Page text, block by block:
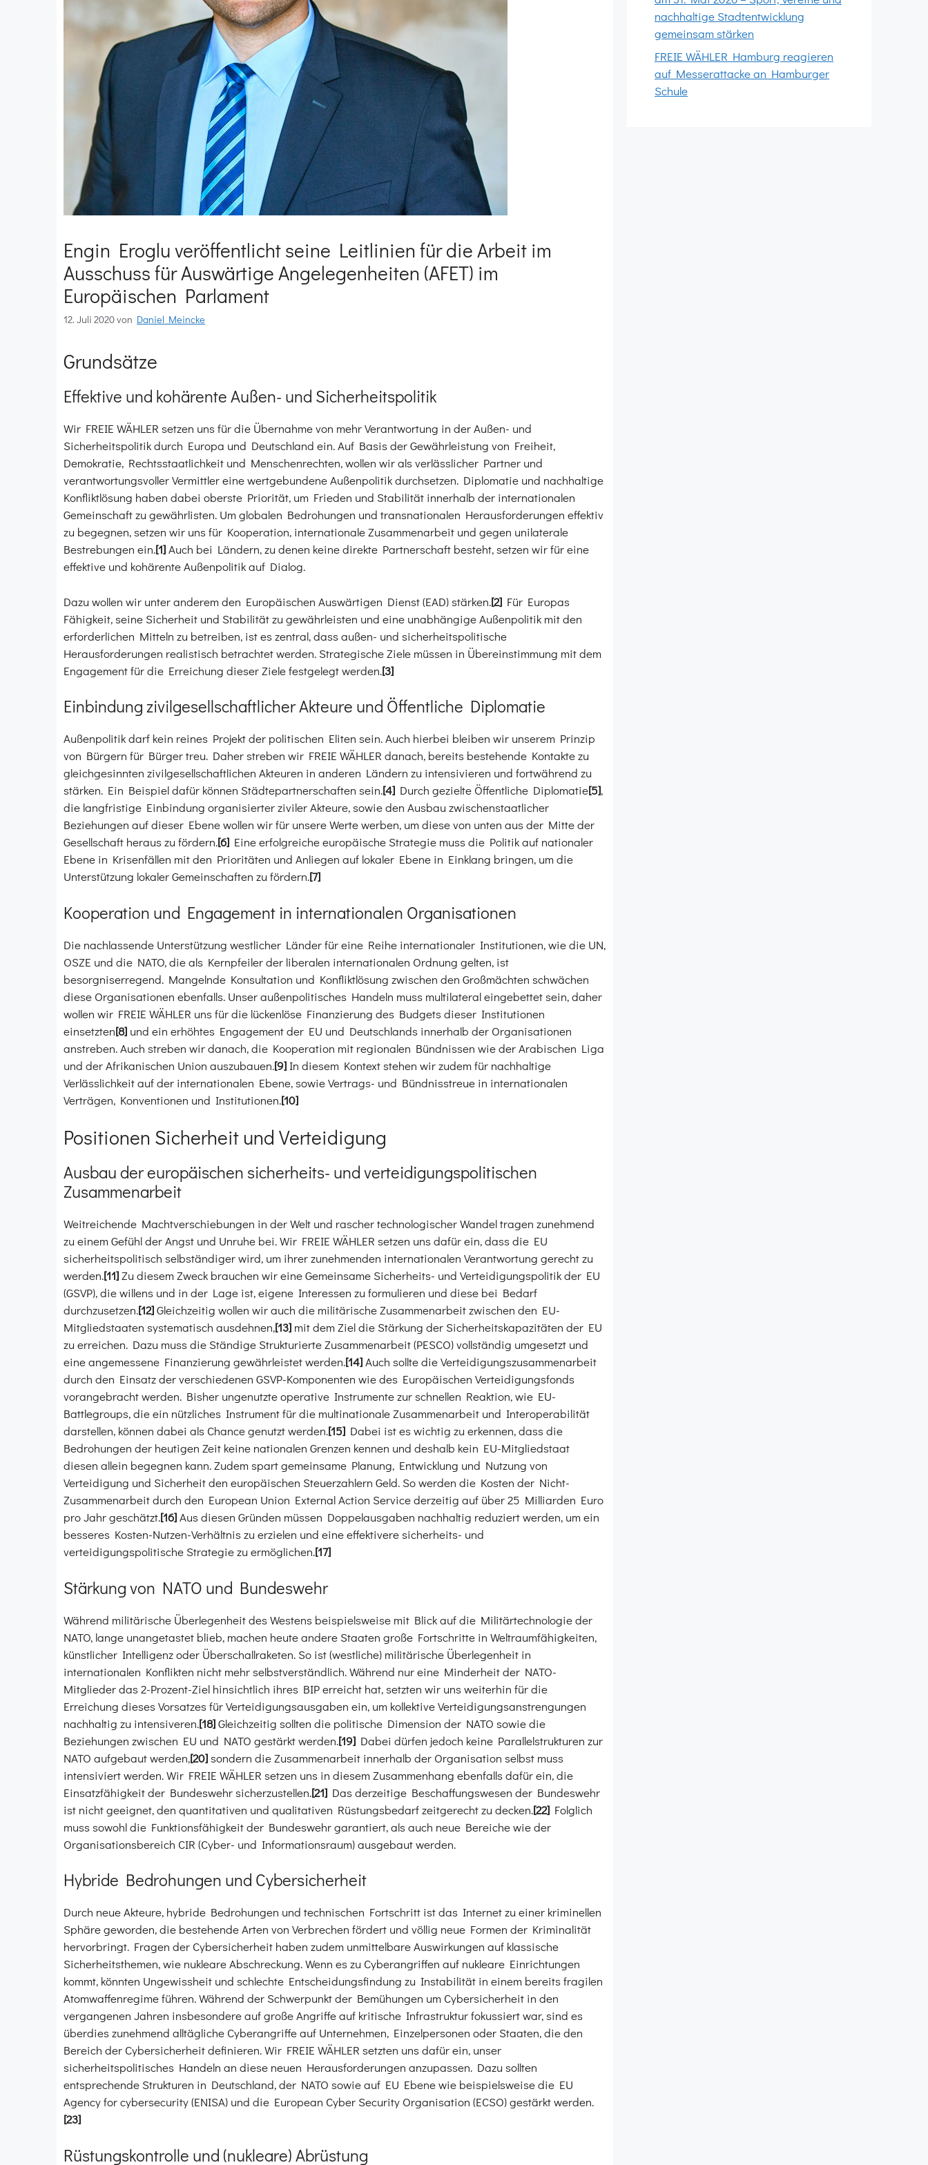
Engin Eroglu veröffentlicht seine Leitlinien für die Arbeit im
Ausschuss für Auswärtige Angelegenheiten (AFET) im
Europäischen Parlament
12. Juli 2020von Daniel Meincke
Grundsätze
Effektive und kohärente Außen- und Sicherheitspolitik
Wir FREIE WÄHLER setzen uns für die Übernahme von mehr Verantwortung in der Außen- und
Sicherheitspolitik durch Europa und Deutschland ein. Auf Basis der Gewährleistung von Freiheit,
Demokratie, Rechtsstaatlichkeit und Menschenrechten, wollen wir als verlässlicher Partner und
verantwortungsvoller Vermittler eine wertgebundene Außenpolitik durchsetzen. Diplomatie und nachhaltige
Konfliktlösung haben dabei oberste Priorität, um Frieden und Stabilität innerhalb der internationalen
Gemeinschaft zu gewährlisten. Um globalen Bedrohungen und transnationalen Herausforderungen effektiv
zu begegnen, setzen wir uns für Kooperation, internationale Zusammenarbeit und gegen unilaterale
Bestrebungen ein.[1]Auch bei Ländern, zu denen keine direkte Partnerschaft besteht, setzen wir für eine
effektive und kohärente Außenpolitik auf Dialog.
Dazu wollen wir unter anderem den Europäischen Auswärtigen Dienst (EAD) stärken.[2] Für Europas
Fähigkeit, seine Sicherheit und Stabilität zu gewährleisten und eine unabhängige Außenpolitik mit den
erforderlichen Mitteln zu betreiben, ist es zentral, dass außen- und sicherheitspolitische
Herausforderungen realistisch betrachtet werden. Strategische Ziele müssen in Übereinstimmung mit dem
Engagement für die Erreichung dieser Ziele festgelegt werden.[3]
Einbindung zivilgesellschaftlicher Akteure und Öffentliche Diplomatie
Außenpolitik darf kein reines Projekt der politischen Eliten sein. Auch hierbei bleiben wir unserem Prinzip
von Bürgern für Bürger treu. Daher streben wir FREIE WÄHLER danach, bereits bestehende Kontakte zu
gleichgesinnten zivilgesellschaftlichen Akteuren in anderen Ländern zu intensivieren und fortwährend zu
stärken. Ein Beispiel dafür können Städtepartnerschaften sein.[4] Durch gezielte Öffentliche Diplomatie[5],
die langfristige Einbindung organisierter ziviler Akteure, sowie den Ausbau zwischenstaatlicher
Beziehungen auf dieser Ebene wollen wir für unsere Werte werben, um diese von unten aus der Mitte der
Gesellschaft heraus zu fördern.[6] Eine erfolgreiche europäische Strategie muss die Politik auf nationaler
Ebene in Krisenfällen mit den Prioritäten und Anliegen auf lokaler Ebene in Einklang bringen, um die
Unterstützung lokaler Gemeinschaften zu fördern.[7]
Kooperation und Engagement in internationalen Organisationen
Die nachlassende Unterstützung westlicher Länder für eine Reihe internationaler Institutionen, wie die UN,
OSZE und die NATO, die als Kernpfeiler der liberalen internationalen Ordnung gelten, ist
besorgniserregend. Mangelnde Konsultation und Konfliktlösung zwischen den Großmächten schwächen
diese Organisationen ebenfalls. Unser außenpolitisches Handeln muss multilateral eingebettet sein, daher
wollen wir FREIE WÄHLER uns für die lückenlöse Finanzierung des Budgets dieser Institutionen
einsetzten[8] und ein erhöhtes Engagement der EU und Deutschlands innerhalb der Organisationen
anstreben. Auch streben wir danach, die Kooperation mit regionalen Bündnissen wie der Arabischen Liga
und der Afrikanischen Union auszubauen.[9] In diesem Kontext stehen wir zudem für nachhaltige
Verlässlichkeit auf der internationalen Ebene, sowie Vertrags- und Bündnisstreue in internationalen
Verträgen, Konventionen und Institutionen.[10]
Positionen Sicherheit und Verteidigung
Ausbau der europäischen sicherheits- und verteidigungspolitischen
Zusammenarbeit
Weitreichende Machtverschiebungen in der Welt und rascher technologischer Wandel tragen zunehmend
zu einem Gefühl der Angst und Unruhe bei. Wir FREIE WÄHLER setzen uns dafür ein, dass die EU
sicherheitspolitisch selbständiger wird, um ihrer zunehmenden internationalen Verantwortung gerecht zu
werden.[11]Zu diesem Zweck brauchen wir eine Gemeinsame Sicherheits- und Verteidigungspolitik der EU
(GSVP), die willens und in der Lage ist, eigene Interessen zu formulieren und diese bei Bedarf
durchzusetzen.[12]Gleichzeitig wollen wir auch die militärische Zusammenarbeit zwischen den EU-
Mitgliedstaaten systematisch ausdehnen,[13] mit dem Ziel die Stärkung der Sicherheitskapazitäten der EU
zu erreichen. Dazu muss die Ständige Strukturierte Zusammenarbeit (PESCO) vollständig umgesetzt und
eine angemessene Finanzierung gewährleistet werden.[14]Auch sollte die Verteidigungszusammenarbeit
durch den Einsatz der verschiedenen GSVP-Komponenten wie des Europäischen Verteidigungsfonds
vorangebracht werden. Bisher ungenutzte operative Instrumente zur schnellen Reaktion, wie EU-
Battlegroups, die ein nützliches Instrument für die multinationale Zusammenarbeit und Interoperabilität
darstellen, können dabei als Chance genutzt werden.[15] Dabei ist es wichtig zu erkennen, dass die
Bedrohungen der heutigen Zeit keine nationalen Grenzen kennen und deshalb kein EU-Mitgliedstaat
diesen allein begegnen kann. Zudem spart gemeinsame Planung, Entwicklung und Nutzung von
Verteidigung und Sicherheit den europäischen Steuerzahlern Geld. So werden die Kosten der Nicht-
Zusammenarbeit durch den European Union External Action Service derzeitig auf über 25 Milliarden Euro
pro Jahr geschätzt.[16]Aus diesen Gründen müssen Doppelausgaben nachhaltig reduziert werden, um ein
besseres Kosten-Nutzen-Verhältnis zu erzielen und eine effektivere sicherheits- und
verteidigungspolitische Strategie zu ermöglichen.[17]
Stärkung von NATO und Bundeswehr
Während militärische Überlegenheit des Westens beispielsweise mit Blick auf die Militärtechnologie der
NATO, lange unangetastet blieb, machen heute andere Staaten große Fortschritte in Weltraumfähigkeiten,
künstlicher Intelligenz oder Überschallraketen. So ist (westliche) militärische Überlegenheit in
internationalen Konflikten nicht mehr selbstverständlich. Während nur eine Minderheit der NATO-
Mitglieder das 2-Prozent-Ziel hinsichtlich ihres BIP erreicht hat, setzten wir uns weiterhin für die
Erreichung dieses Vorsatzes für Verteidigungsausgaben ein, um kollektive Verteidigungsanstrengungen
nachhaltig zu intensiveren.[18]Gleichzeitig sollten die politische Dimension der NATO sowie die
Beziehungen zwischen EU und NATO gestärkt werden.[19] Dabei dürfen jedoch keine Parallelstrukturen zur
NATO aufgebaut werden,[20]sondern die Zusammenarbeit innerhalb der Organisation selbst muss
intensiviert werden. Wir FREIE WÄHLER setzen uns in diesem Zusammenhang ebenfalls dafür ein, die
Einsatzfähigkeit der Bundeswehr sicherzustellen.[21] Das derzeitige Beschaffungswesen der Bundeswehr
ist nicht geeignet, den quantitativen und qualitativen Rüstungsbedarf zeitgerecht zu decken.[22] Folglich
muss sowohl die Funktionsfähigkeit der Bundeswehr garantiert, als auch neue Bereiche wie der
Organisationsbereich CIR (Cyber- und Informationsraum) ausgebaut werden.
Hybride Bedrohungen und Cybersicherheit
Durch neue Akteure, hybride Bedrohungen und technischen Fortschritt ist das Internet zu einer kriminellen
Sphäre geworden, die bestehende Arten von Verbrechen fördert und völlig neue Formen der Kriminalität
hervorbringt. Fragen der Cybersicherheit haben zudem unmittelbare Auswirkungen auf klassische
Sicherheitsthemen, wie nukleare Abschreckung. Wenn es zu Cyberangriffen auf nukleare Einrichtungen
kommt, könnten Ungewissheit und schlechte Entscheidungsfindung zu Instabilität in einem bereits fragilen
Atomwaffenregime führen. Während der Schwerpunkt der Bemühungen um Cybersicherheit in den
vergangenen Jahren insbesondere auf große Angriffe auf kritische Infrastruktur fokussiert war, sind es
überdies zunehmend alltägliche Cyberangriffe auf Unternehmen, Einzelpersonen oder Staaten, die den
Bereich der Cybersicherheit definieren. Wir FREIE WÄHLER setzten uns dafür ein, unser
sicherheitspolitisches Handeln an diese neuen Herausforderungen anzupassen. Dazu sollten
entsprechende Strukturen in Deutschland, der NATO sowie auf EU Ebene wie beispielsweise die EU
Agency for cybersecurity (ENISA) und die European Cyber Security Organisation (ECSO) gestärkt werden.
[23]
Rüstungskontrolle und (nukleare) Abrüstung
nachhaltige Stadtentwicklung
gemeinsam stärken
FREIE WÄHLER Hamburg reagieren
auf Messerattacke an Hamburger
Schule